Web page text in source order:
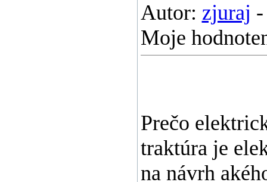
Autor: zjuraj
Moje
Prečo
traktúra je
na návrh